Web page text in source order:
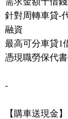
針對周轉車貸-
融資
最高可分車貸1
憑現職勞保代
-
【購車送現金】